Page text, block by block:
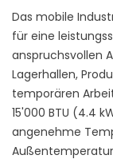
Das mobile
für eine
anspruchsvollen
Lagerhallen,
temporären
15'000 BTU (4.4
angenehme